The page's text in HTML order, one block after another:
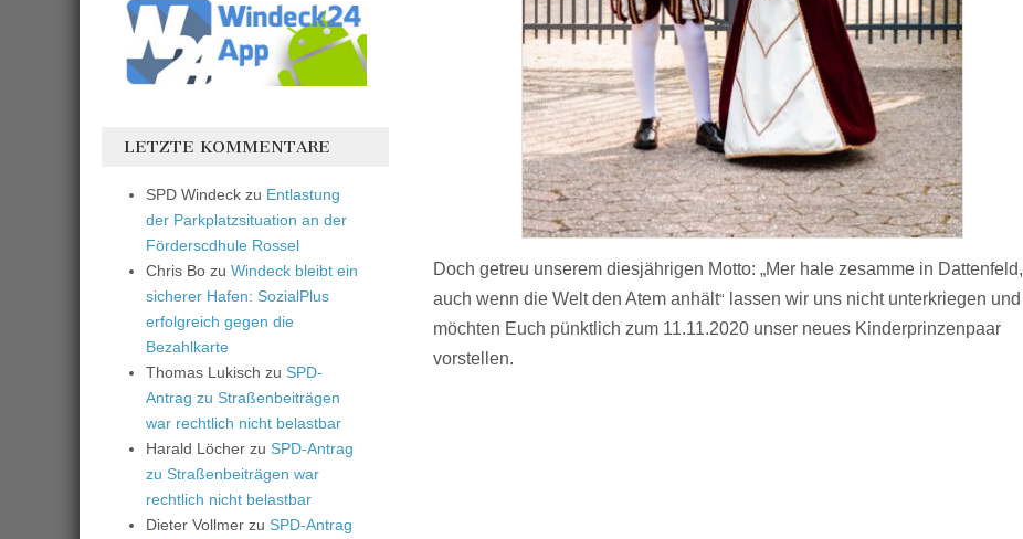
Doch getreu unserem diesjährigen Motto: „Mer hale zesamme in Dattenfeld,
auch wenn die Welt den Atem anhält“ lassen wir uns nicht unterkriegen und
möchten Euch pünktlich zum 11.11.2020 unser neues Kinderprinzenpaar
vorstellen.
LETZTE KOMMENTARE
SPD Windeck zu Entlastung
der Parkplatzsituation an der
Förderscdhule Rossel
Chris Bo zu Windeck bleibt ein
sicherer Hafen: SozialPlus
erfolgreich gegen die
Bezahlkarte
Thomas Lukisch zu SPD-
Antrag zu Straßenbeiträgen
war rechtlich nicht belastbar
Harald Löcher zu SPD-Antrag
zu Straßenbeiträgen war
rechtlich nicht belastbar
Dieter Vollmer zu SPD-Antrag